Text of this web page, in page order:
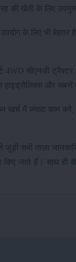
की खेती के लिए उपयुक्त
के लिए भी बेहतर
4WD सीएनजी
और सबसे
खर्च में ज्यादा काम
जुड़ी सभी ताज़ा
जाते हैं। साथ ही